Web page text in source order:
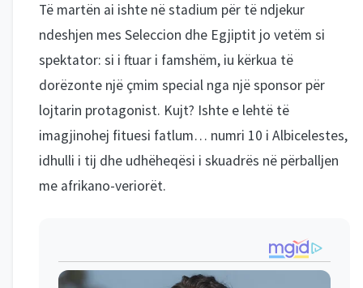
Të martën ai ishte në stadium për të ndjekur
ndeshjen mes Seleccion dhe Egjiptit jo vetëm si
spektator: si i ftuar i famshëm, iu kërkua të
dorëzonte një çmim special nga një sponsor për
lojtarin protagonist. Kujt? Ishte e lehtë të
imagjinohej fituesi fatlum… numri 10 i Albicelestes,
idhulli i tij dhe udhëheqësi i skuadrës në përballjen
me afrikano-veriorët.